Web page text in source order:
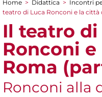
Tu sei qui
Home > Didattica > Incontri
teatro di Luca Ronconi e la città
Il teatro di
Ronconi
Roma
Ronconi alla